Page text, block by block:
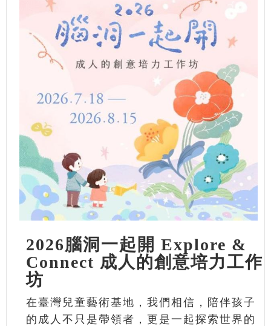
2026腦洞一起開 Explore &
Connect 成人的創意培力工作
坊
在臺灣兒童藝術基地，我們相信，陪伴孩子
的成人不只是帶領者，更是一起探索世界的